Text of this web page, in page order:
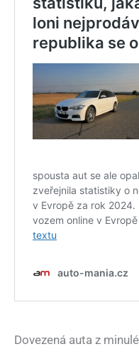
Dovezená auta z